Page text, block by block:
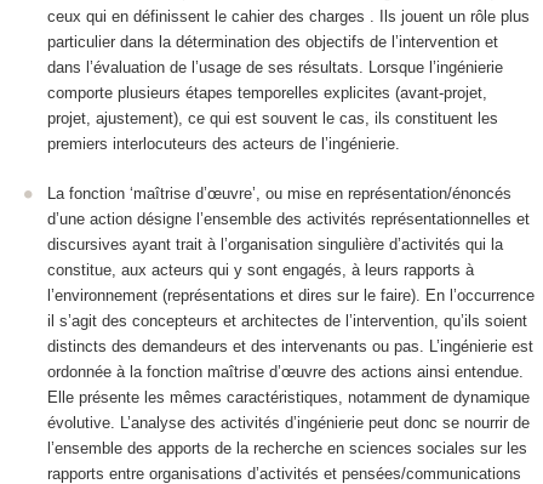
ceux qui en définissent le cahier des charges . Ils jouent un rôle plus
particulier dans la détermination des objectifs de l’intervention et
dans l’évaluation de l’usage de ses résultats. Lorsque l’ingénierie
comporte plusieurs étapes temporelles explicites (avant-projet,
projet, ajustement), ce qui est souvent le cas, ils constituent les
premiers interlocuteurs des acteurs de l’ingénierie.
La fonction ‘maîtrise d’œuvre’ , ou mise en représentation/énoncés
d’une action désigne l’ensemble des activités représentationnelles et
discursives ayant trait à l’organisation singulière d’activités qui la
constitue, aux acteurs qui y sont engagés, à leurs rapports à
l’environnement (représentations et dires sur le faire). En l’occurrence
il s’agit des concepteurs et architectes de l’intervention, qu’ils soient
distincts des demandeurs et des intervenants ou pas. L’ingénierie est
ordonnée à la fonction maîtrise d’œuvre des actions ainsi entendue.
Elle présente les mêmes caractéristiques, notamment de dynamique
évolutive. L’analyse des activités d’ingénierie peut donc se nourrir de
l’ensemble des apports de la recherche en sciences sociales sur les
rapports entre organisations d’activités et pensées/communications